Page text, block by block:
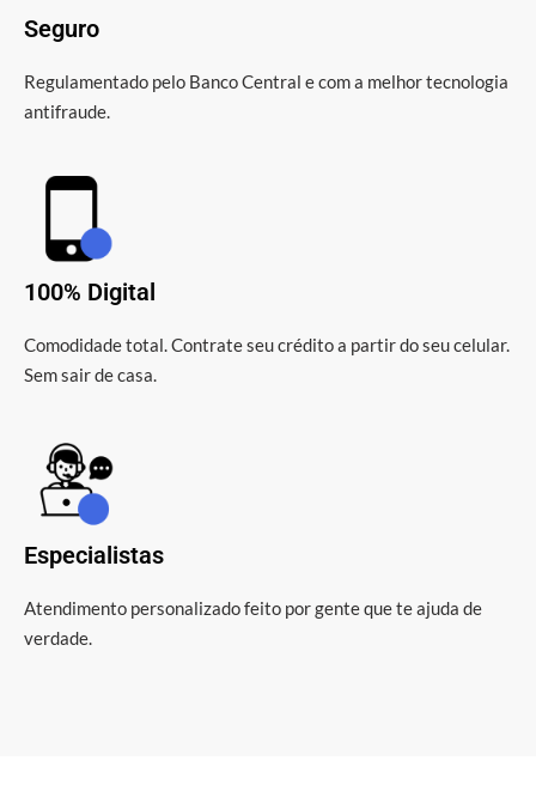
Seguro
Regulamentado pelo Banco Central e com a melhor tecnologia
antifraude.
100% Digital
Comodidade total. Contrate seu crédito a partir do seu celular.
Sem sair de casa.
Especialistas
Atendimento personalizado feito por gente que te ajuda de
verdade.